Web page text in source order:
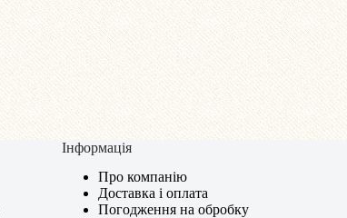
Інформація
Про компанію
Доставка і оплата
Погодження на обробку